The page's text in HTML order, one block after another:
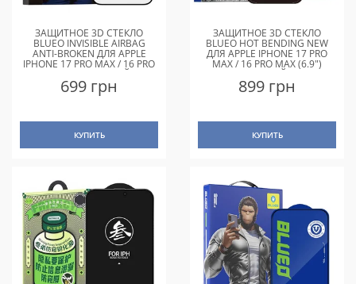
ЗАЩИТНОЕ 3D СТЕКЛО
BLUEO INVISIBLE AIRBAG
ANTI-BROKEN ДЛЯ APPLE
IPHONE 17 PRO MAX / 16 PRO
MAX 6.9" ЧЕРНЫЙ
699 грн
КУПИТЬ
ЗАЩИТНОЕ 3D СТЕКЛО
BLUEO HOT BENDING NEW
ДЛЯ APPLE IPHONE 17 PRO
MAX / 16 PRO MAX (6.9")
ЧЕРНЫЙ
899 грн
КУПИТЬ